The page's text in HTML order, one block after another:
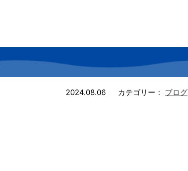
2024.08.06 カテゴリー： ブログ